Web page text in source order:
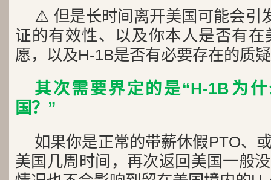
⚠️ 但是长时间离开美国可能会引
证的有效性、以及你本人是否有
愿，以及H-1B是否有必要存在的质
其次需要界定的是“H-1B为
国？”
如果你是正常的带薪休假PTO、
美国几周时间，再次返回美国一般